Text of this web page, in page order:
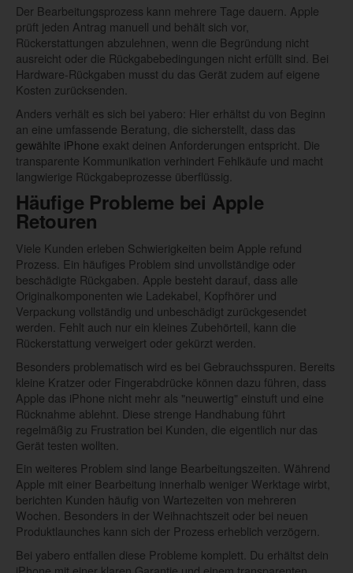
Der Bearbeitungsprozess kann mehrere Tage dauern. Apple
prüft jeden Antrag manuell und behält sich vor,
Rückerstattungen abzulehnen, wenn die Begründung nicht
ausreicht oder die Rückgabebedingungen nicht erfüllt sind. Bei
Hardware-Rückgaben musst du das Gerät zudem auf eigene
Kosten zurücksenden.
Anders verhält es sich bei yabero: Hier erhältst du von Beginn
an eine umfassende Beratung, die sicherstellt, dass das
gewählte iPhone exakt deinen Anforderungen entspricht. Die
transparente Kommunikation verhindert Fehlkäufe und macht
langwierige Rückgabeprozesse überflüssig.
Häufige Probleme bei Apple
Retouren
Viele Kunden erleben Schwierigkeiten beim Apple refund
Prozess. Ein häufiges Problem sind unvollständige oder
beschädigte Rückgaben. Apple besteht darauf, dass alle
Originalkomponenten wie Ladekabel, Kopfhörer und
Verpackung vollständig und unbeschädigt zurückgesendet
werden. Fehlt auch nur ein kleines Zubehörteil, kann die
Rückerstattung verweigert oder gekürzt werden.
Besonders problematisch wird es bei Gebrauchsspuren. Bereits
kleine Kratzer oder Fingerabdrücke können dazu führen, dass
Apple das iPhone nicht mehr als "neuwertig" einstuft und eine
Rücknahme ablehnt. Diese strenge Handhabung führt
regelmäßig zu Frustration bei Kunden, die eigentlich nur das
Gerät testen wollten.
Ein weiteres Problem sind lange Bearbeitungszeiten. Während
Apple mit einer Bearbeitung innerhalb weniger Werktage wirbt,
berichten Kunden häufig von Wartezeiten von mehreren
Wochen. Besonders in der Weihnachtszeit oder bei neuen
Produktlaunches kann sich der Prozess erheblich verzögern.
Bei yabero entfallen diese Probleme komplett. Du erhältst dein